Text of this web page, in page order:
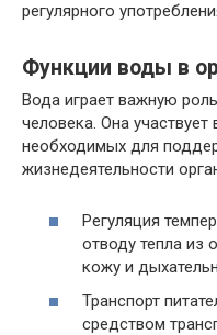
регулярного
Функции воды в
Вода играет важную
человека. Она
необходимых для
жизнедеятельности
Регуляция
отводу тепла из
кожу и
Транспорт
средством